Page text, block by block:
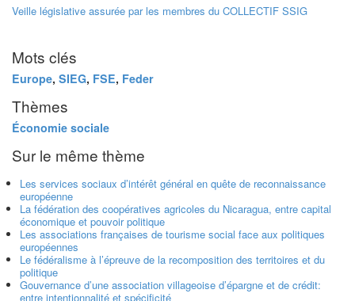
Veille législative assurée par les membres du COLLECTIF SSIG
Mots clés
Europe, SIEG, FSE, Feder
Thèmes
Économie sociale
Sur le même thème
Les services sociaux d’intérêt général en quête de reconnaissance
européenne
La fédération des coopératives agricoles du Nicaragua, entre capital
économique et pouvoir politique
Les associations françaises de tourisme social face aux politiques
européennes
Le fédéralisme à l’épreuve de la recomposition des territoires et du
politique
Gouvernance d’une association villageoise d’épargne et de crédit:
entre intentionnalité et spécificité